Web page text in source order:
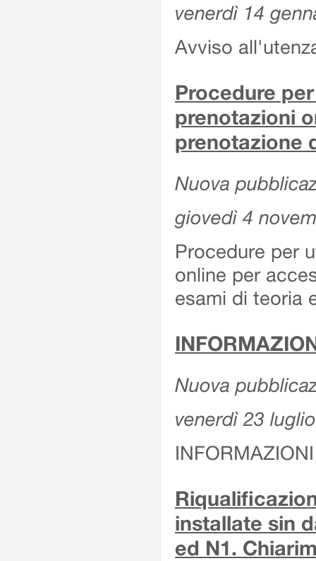
venerdì 14
Avviso
Procedure
prenotazioni
prenotazione
Nuova
giovedì 4
Procedure per
online per
esami di teoria
Nuova
venerdì 23
installate sin
ed N1.